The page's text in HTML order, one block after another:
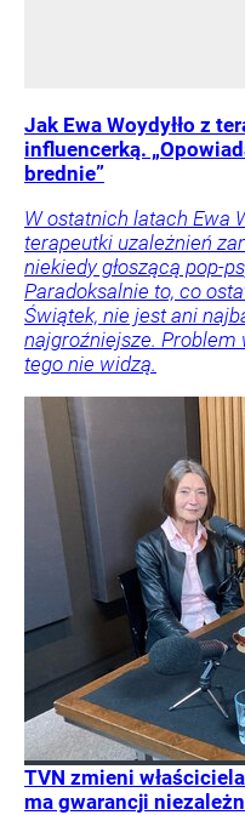
Jak Ewa Woydyłło z
influencerką.
brednie”
W ostatnich latach Ewa
terapeutki uzależnień
niekiedy głoszącą pop-
Paradoksalnie to, co
Świątek, nie jest ani
najgroźniejsze. Problem
tego nie widzą.
TVN zmieni
ma gwarancji